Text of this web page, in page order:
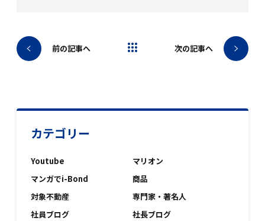
前の記事へ ブログトップへ次の記事へ
カテゴリー
Youtube
マリオン
マンガでi-Bond
商品
対象不動産
専門家・著名人
社員ブログ
社長ブログ